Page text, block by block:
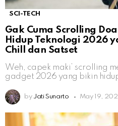
SCI-TECH
Gak Cuma Scrolling
Hidup Teknologi 2026
Chill dan Satset
Weh, capek maki’ scrolling
gadget 2026 yang bikin
by Jati Sunarto May 19,